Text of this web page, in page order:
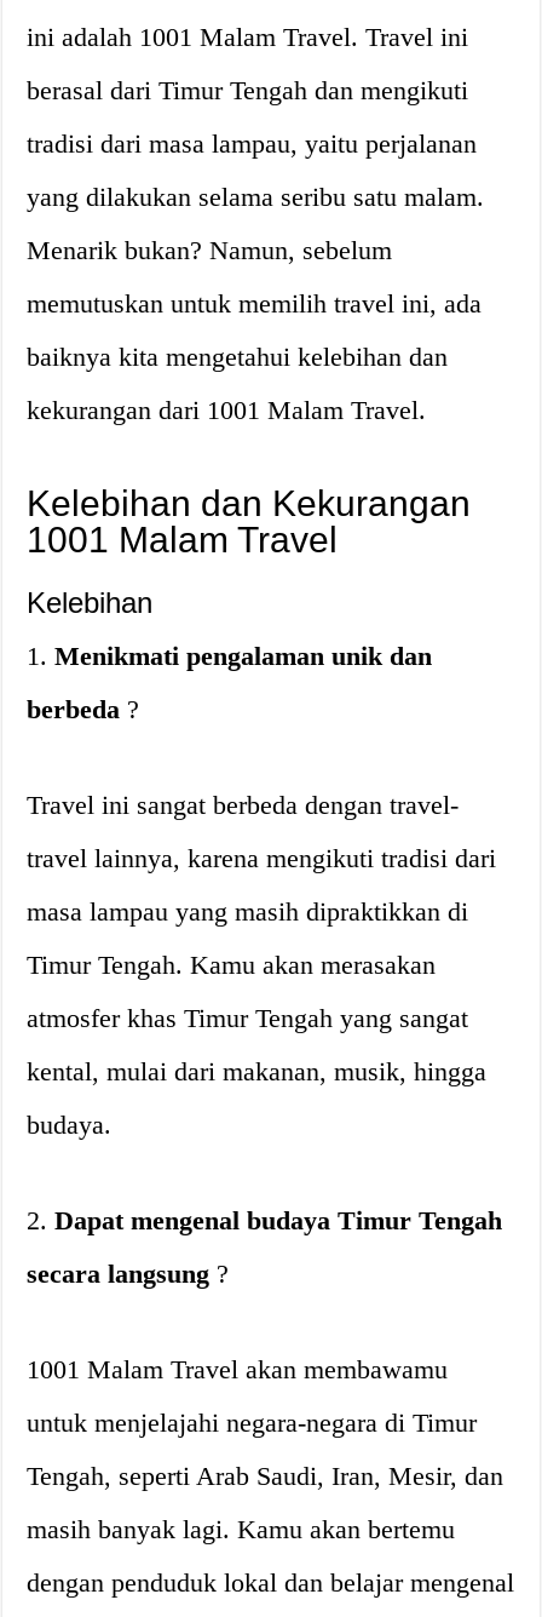
ini adalah 1001 Malam Travel. Travel ini
berasal dari Timur Tengah dan mengikuti
tradisi dari masa lampau, yaitu perjalanan
yang dilakukan selama seribu satu malam.
Menarik bukan? Namun, sebelum
memutuskan untuk memilih travel ini, ada
baiknya kita mengetahui kelebihan dan
kekurangan dari 1001 Malam Travel.
Kelebihan dan Kekurangan
1001 Malam Travel
Kelebihan
1.Menikmati pengalaman unik dan
berbeda ?
Travel ini sangat berbeda dengan travel-
travel lainnya, karena mengikuti tradisi dari
masa lampau yang masih dipraktikkan di
Timur Tengah. Kamu akan merasakan
atmosfer khas Timur Tengah yang sangat
kental, mulai dari makanan, musik, hingga
budaya.
2.Dapat mengenal budaya Timur Tengah
secara langsung ?
1001 Malam Travel akan membawamu
untuk menjelajahi negara-negara di Timur
Tengah, seperti Arab Saudi, Iran, Mesir, dan
masih banyak lagi. Kamu akan bertemu
dengan penduduk lokal dan belajar mengenal